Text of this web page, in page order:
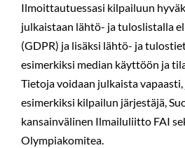
Ilmoittautuessasi kilpailuun
julkaistaan lähtö- ja tuloslistalla
(GDPR) ja lisäksi lähtö- ja
esimerkiksi median käyttöön ja
Tietoja voidaan julkaista
esimerkiksi kilpailun järjestäjä,
kansainvälinen Ilmailuliitto FAI
Olympiakomitea.